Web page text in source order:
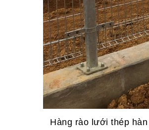
Hàng rào lưới thép hàn